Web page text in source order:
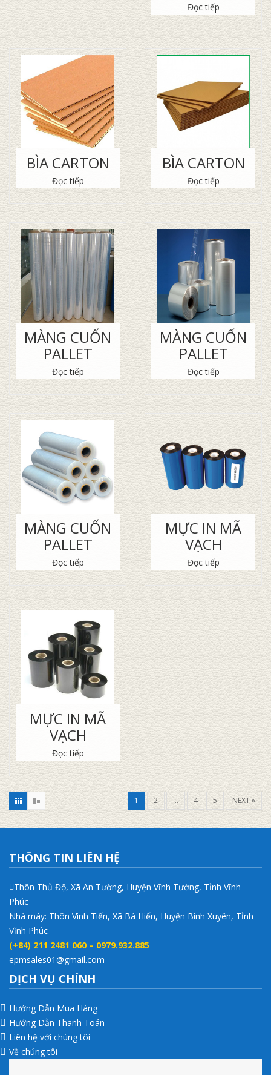
Đọc tiếp
BÌA CARTON
Đọc tiếp
BÌA CARTON
Đọc tiếp
MÀNG CUỐN
PALLET
Đọc tiếp
MÀNG CUỐN
PALLET
Đọc tiếp
MÀNG CUỐN
PALLET
Đọc tiếp
MỰC IN MÃ
VẠCH
Đọc tiếp
MỰC IN MÃ
VẠCH
Đọc tiếp
1 2 … 4 5 NEXT »
THÔNG TIN LIÊN HỆ
Thôn Thủ Độ, Xã An Tường, Huyện Vĩnh Tường, Tỉnh Vĩnh
Phúc
Nhà máy: Thôn Vinh Tiến, Xã Bá Hiến, Huyện Bình Xuyên, Tỉnh
Vĩnh Phúc
(+84) 211 2481 060 – 0979.932.885
epmsales01@gmail.com
DỊCH VỤ CHÍNH
Hướng Dẫn Mua Hàng
Hướng Dẫn Thanh Toán
Liên hệ với chúng tôi
Về chúng tôi